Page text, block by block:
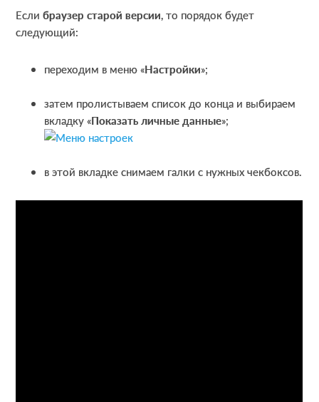
Еслибраузер старой версии, то порядок будет
следующий:
переходим в меню «Настройки»;
затем пролистываем список до конца и выбираем
вкладку «Показать личные данные»;
в этой вкладке снимаем галки с нужных чекбоксов.